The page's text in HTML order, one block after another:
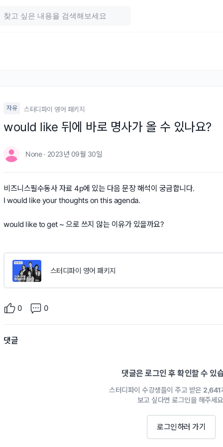
자유 스터디파이 영어 패키지
would like 뒤에 바로 명사가 올 수 있나요?
None · 2023년 09월 30일
비즈니스필수동사 자료 4p에 있는 다음 문장 해석이 궁금합니다.
I would like your thoughts on this agenda.
would like to get ~ 으로 쓰지 않는 이유가 있을까요?
스터디파이 영어 패키지
0 0
댓글
댓글은 로그인 후 확인할 수 있
스터디파이 수강생들이 주고 받은 2,641
보고 싶다면 로그인을 해주세
로그인하러 가기